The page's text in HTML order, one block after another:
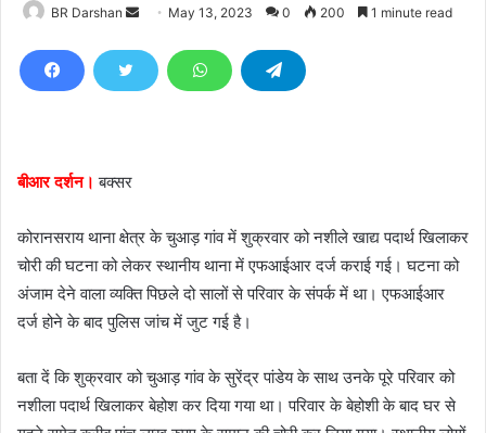
BR Darshan
d
i
l
May 13, 2023 0 200 1 minute read
बीआर दर्शन। बक्सर
कोरानसराय थाना क्षेत्र के चुआड़ गांव में शुक्रवार को नशीले खाद्य पदार्थ खिलाकर
चोरी की घटना को लेकर स्थानीय थाना में एफआईआर दर्ज कराई गई। घटना को
अंजाम देने वाला व्यक्ति पिछले दो सालों से परिवार के संपर्क में था। एफआईआर
दर्ज होने के बाद पुलिस जांच में जुट गई है।
बता दें कि शुक्रवार को चुआड़ गांव के सुरेंद्र पांडेय के साथ उनके पूरे परिवार को
नशीला पदार्थ खिलाकर बेहोश कर दिया गया था। परिवार के बेहोशी के बाद घर से